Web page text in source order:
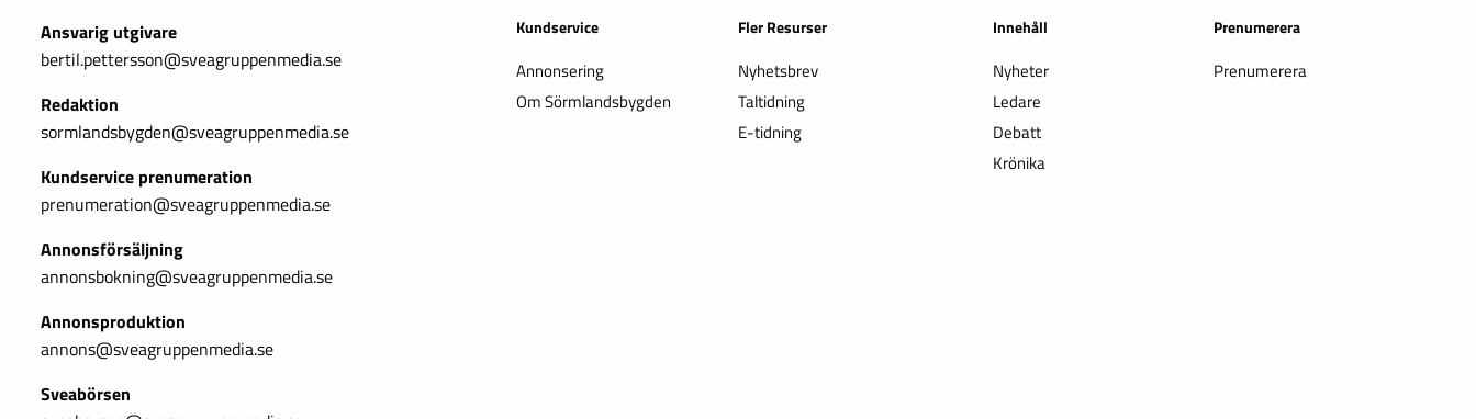
Ansvarig utgivare
bertil.pettersson@sveagruppenmedia.se
Redaktion
sormlandsbygden@sveagruppenmedia.se
Kundservice prenumeration
prenumeration@sveagruppenmedia.se
Annonsförsäljning
annonsbokning@sveagruppenmedia.se
Annonsproduktion
annons@sveagruppenmedia.se
Sveabörsen
Kundservice
Annonsering
Om Sörmlandsbygden
Fler Resurser
Nyhetsbrev
Taltidning
E-tidning
Innehåll
Nyheter
Ledare
Debatt
Krönika
Prenumerera
Prenumerera